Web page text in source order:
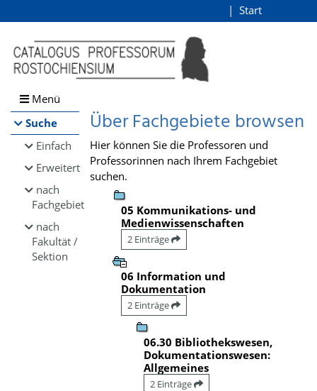
Browsen
direkt zum Inhalt
Start
Menü
Suche
Einfach
Erweitert
nach
Fachgebiet
nach
Fakultät /
Sektion
Über Fachgebiete browsen
Hier können Sie die Professoren und
Professorinnen nach Ihrem Fachgebiet
suchen.
05 Kommunikations- und
Medienwissenschaften
2 Einträge
06 Information und
Dokumentation
2 Einträge
06.30 Bibliothekswesen,
Dokumentationswesen:
Allgemeines
2 Einträge